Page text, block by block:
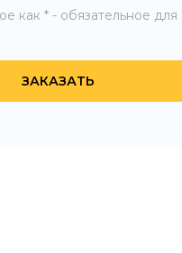
как * - обязательное для